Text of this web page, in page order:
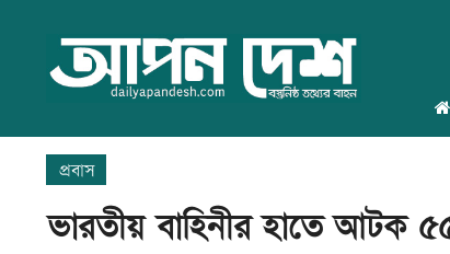
প্রবাস
ভারতীয় বাহিনীর হাতে আটক